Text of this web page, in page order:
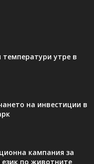
утре в
на инвестиции в
кампания за
по животните